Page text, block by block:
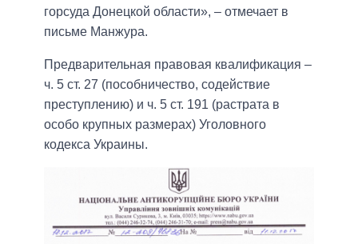
горсуда Донецкой области», – отмечает в
письме Манжура.
Предварительная правовая квалификация –
ч. 5 ст. 27 (пособничество, содействие
преступлению) и ч. 5 ст. 191 (растрата в
особо крупных размерах) Уголовного
кодекса Украины.